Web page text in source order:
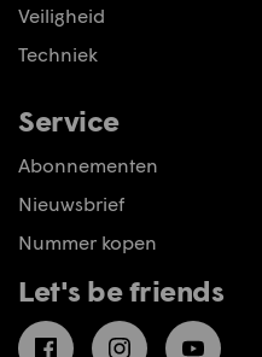
Veiligheid
Techniek
Service
Abonnementen
Nieuwsbrief
Nummer kopen
Let's be friends